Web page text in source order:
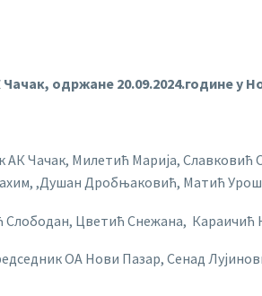
одржане 20.09.2024.годинеу
АК Чачак, Милетић Марија,
,Душан Дробњаковић, Матић
Цветић Снежана, Караичић
ОА Нови Пазар, Сенад